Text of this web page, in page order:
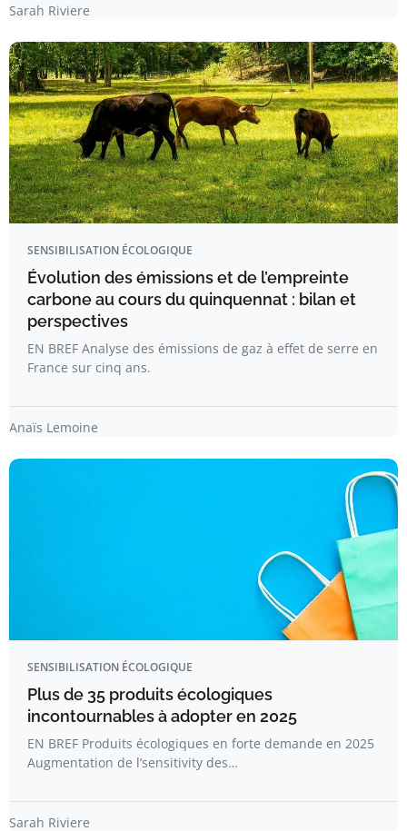
Sarah Riviere
SENSIBILISATION ÉCOLOGIQUE
Évolution des émissions et de l’empreinte
carbone au cours du quinquennat : bilan et
perspectives
EN BREF Analyse des émissions de gaz à effet de serre en
France sur cinq ans.
Anaïs Lemoine
SENSIBILISATION ÉCOLOGIQUE
Plus de 35 produits écologiques
incontournables à adopter en 2025
EN BREF Produits écologiques en forte demande en 2025
Augmentation de l’sensitivity des…
Sarah Riviere